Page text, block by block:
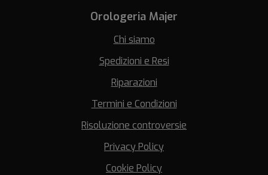
Orologeria Majer
Chi siamo
Spedizioni e Resi
Riparazioni
Termini e Condizioni
Risoluzione controversie
Privacy Policy
Cookie Policy